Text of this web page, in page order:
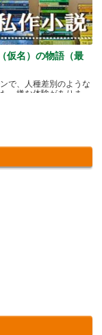
仮名）の物語（最
で、人種差別のような
、嫌な体験がありま